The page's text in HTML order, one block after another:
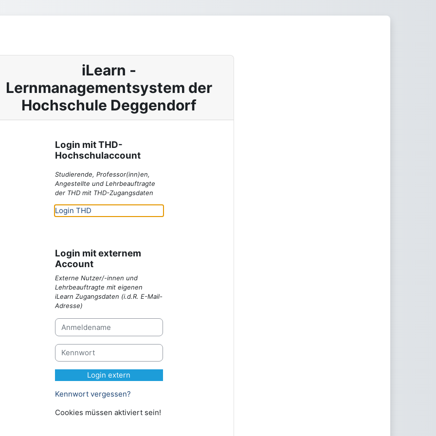
iLearn -
Lernmanagementsystem der
Hochschule Deggendorf
Login mit THD-
Hochschulaccount
Studierende, Professor(inn)en,
Angestellte und Lehrbeauftragte
der THD mit THD-Zugangsdaten
Login THD
Login mit externem
Account
Externe Nutzer/-innen und
Lehrbeauftragte mit eigenen
iLearn Zugangsdaten (i.d.R. E-Mail-
Adresse)
Anmeldename
Kennwort
Login extern
Kennwort vergessen?
Cookies müssen aktiviert sein!